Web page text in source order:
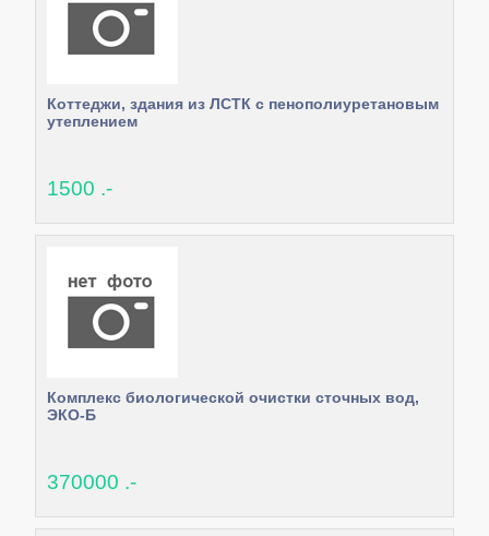
Коттеджи, здания из ЛСТК с пенополиуретановым
утеплением
1500 .-
Комплекс биологической очистки сточных вод,
ЭКО-Б
370000 .-